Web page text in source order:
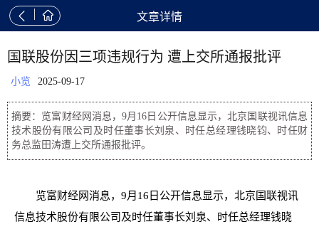
  文章详情
国联股份因三项违规行为 遭上交所通报批评
小览 2025-09-17
摘要：览富财经网消息，9月16日公开信息显示，北京国联视讯信息
技术股份有限公司及时任董事长刘泉、时任总经理钱晓钧、时任财
务总监田涛遭上交所通报批评。
览富财经网消息，9月16日公开信息显示，北京国联视讯
信息技术股份有限公司及时任董事长刘泉、时任总经理钱晓